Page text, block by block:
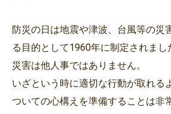
防災の日は地震や津波、台風等の災
る目的として1960年に制定されまし
災害は他人事ではありません。
いざという時に適切な行動が取れる
ついての心構えを準備することは非